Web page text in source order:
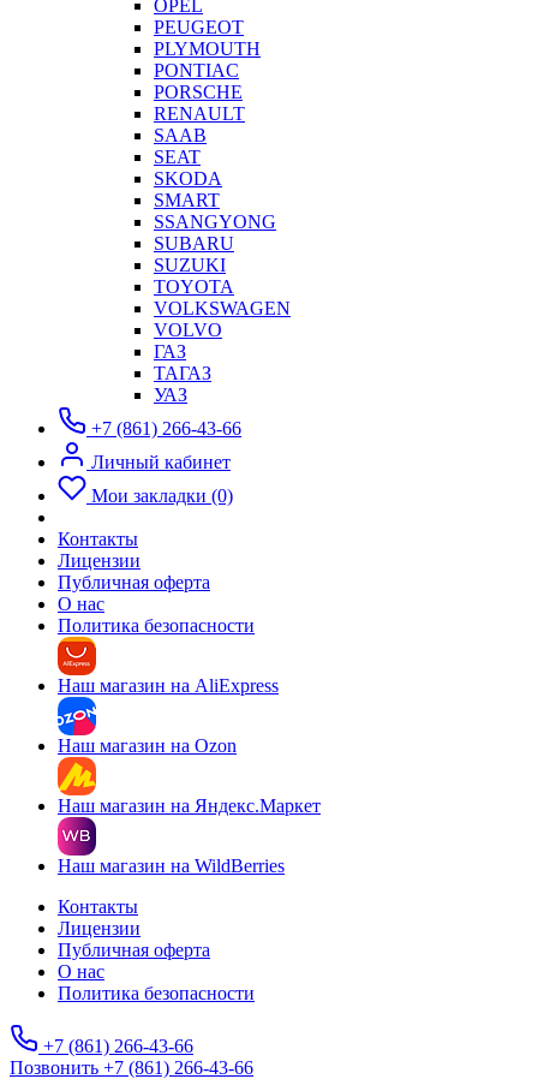
OPEL
PEUGEOT
PLYMOUTH
PONTIAC
PORSCHE
RENAULT
SAAB
SEAT
SKODA
SMART
SSANGYONG
SUBARU
SUZUKI
TOYOTA
VOLKSWAGEN
VOLVO
ГАЗ
ТАГАЗ
УАЗ
+7 (861) 266-43-66
Личный кабинет
Мои закладки (0)
Контакты
Лицензии
Публичная оферта
О нас
Политика безопасности
Наш магазин на AliExpress
Наш магазин на Ozon
Наш магазин на Яндекс.Маркет
Наш магазин на WildBerries
Контакты
Лицензии
Публичная оферта
О нас
Политика безопасности
+7 (861) 266-43-66
Позвонить +7 (861) 266-43-66